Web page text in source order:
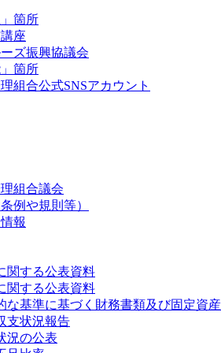
」箇所
座
ズ振興協議会
」箇所
組合公式SNSアカウント
組合議会
例や規則等）
報
関する公表資料
関する公表資料
な基準に基づく財務書類及び固定資
支状況報告
況の公表